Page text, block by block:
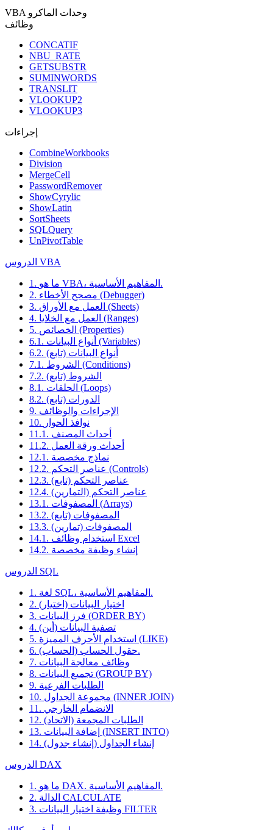
VBA وحدات الماكرو
وظائف
CONCATIF
NBU_RATE
GETSUBSTR
SUMINWORDS
TRANSLIT
VLOOKUP2
VLOOKUP3
إجراءات
CombineWorkbooks
Division
MergeCell
PasswordRemover
ShowCyrylic
ShowLatin
SortSheets
SQLQuery
UnPivotTable
الدروس VBA
1. ما هو VBA، المفاهيم الأساسية.
2. مصحح الأخطاء (Debugger)
3. العمل مع الأوراق (Sheets)
4. العمل مع الخلايا (Ranges)
5. الخصائص (Properties)
6.1. أنواع البيانات (Variables)
6.2. أنواع البيانات (تابع)
7.1. الشروط (Conditions)
7.2. الشروط (تابع)
8.1. الحلقات (Loops)
8.2. الدورات (تابع)
9. الإجراءات والوظائف
10. نوافذ الحوار
11.1. أحداث المصنف
11.2. أحداث ورقة العمل
12.1. نماذج مخصصة
12.2. عناصر التحكم (Controls)
12.3. عناصر التحكم (تابع)
12.4. عناصر التحكم (التمارين)
13.1. المصفوفات (Arrays)
13.2. المصفوفات (تابع)
13.3. المصفوفات (تمارين)
14.1. استخدام وظائف Excel
14.2. إنشاء وظيفة مخصصة
الدروس SQL
1. لغة SQL، المفاهيم الأساسية.
2. اختيار البيانات (اختيار)
3. فرز البيانات (ORDER BY)
4. تصفية البيانات (أين)
5. استخدام الأحرف المميزة (LIKE)
6. حقول الحساب (الحساب).
7. وظائف معالجة البيانات
8. تجميع البيانات (GROUP BY)
9. الطلبات الفرعية
10. مجموعة الجداول (INNER JOIN)
11. الانضمام الخارجي
12. الطلبات المجمعة (الاتحاد)
13. إضافة البيانات (INSERT INTO)
14. إنشاء الجداول (إنشاء جدول)
الدروس DAX
1. ما هو DAX. المفاهيم الأساسية.
2. الدالة CALCULATE
3. وظيفة اختيار البيانات FILTER